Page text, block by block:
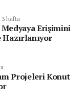
3 hafta
Erişimini
Projeleri Konut